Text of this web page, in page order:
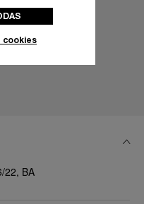
22, BA
cookies